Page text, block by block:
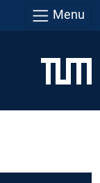
Menu